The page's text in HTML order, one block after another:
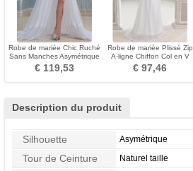
Robe de mariée Chic Ruché
Sans Manches Asymétrique
Col Bateau
€ 119,53
Robe de mariée Plissé Zip
A-ligne Chiffon Col en V
noble
€ 97,46
Description du produit
Silhouette Asymétrique
Tour de Ceinture Naturel taille